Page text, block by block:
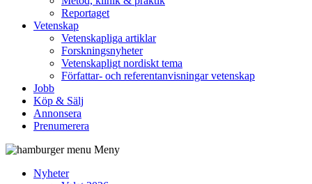
Reportaget
Vetenskap
Vetenskapliga artiklar
Forskningsnyheter
Vetenskapligt nordiskt tema
Författar- och referentanvisningar vetenskap
Jobb
Köp & Sälj
Annonsera
Prenumerera
Meny
Nyheter